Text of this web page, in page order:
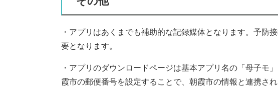
・アプリはあくまでも補助的な記録媒体となります。予防
要となります。
・アプリのダウンロードページは基本アプリ名の「母子モ
霞市の郵便番号を設定することで、朝霞市の情報と連携され